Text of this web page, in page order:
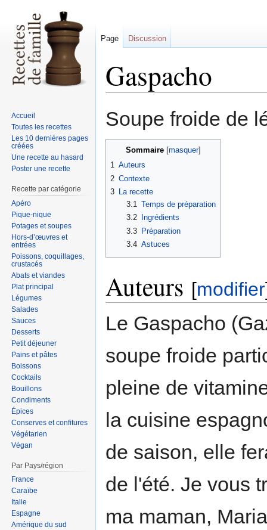
Gaspacho
à
navigation
à
recherche
Soupe froide de
Sommaire
1 Auteurs
2 Contexte
3 La recette
3.1 Temps de préparation
3.2
Ingrédients
3.3
Préparation
3.4 Astuces
Auteurs [modifier
Le Gaspacho
soupe froide
pleine de
la cuisine
de saison, elle
de l'été. Je vous
ma maman,
Page Discussion
Accueil
Toutes les recettes
Les 10 dernières pages
créées
Une recette au hasard
Poster une recette
Recette par catégorie
Apéro
Pique-nique
Potages et soupes
Hors-d’œuvres et
entrées
Poissons, coquillages,
crustacés
Abats et viandes
Plat principal
Légumes
Salades
Sauces
Desserts
Petit déjeuner
Pains et pâtes
Boissons
Cocktails
Bouillons
Condiments
Épices
Conserves et confitures
Végétarien
Végan
Par Pays/région
France
Caraïbe
Italie
Espagne
Amérique du sud